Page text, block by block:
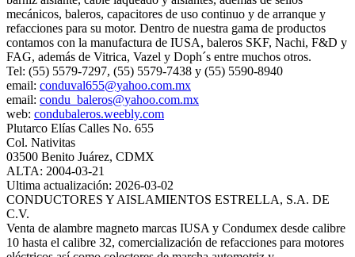
mecánicos, baleros, capacitores de uso continuo y de arranque y
refacciones para su motor. Dentro de nuestra gama de productos
contamos con la manufactura de IUSA, baleros SKF, Nachi, F&D y
FAG, además de Vitrica, Vazel y Doph´s entre muchos otros.
Tel: (55) 5579-7297, (55) 5579-7438 y (55) 5590-8940
email: conduval655@yahoo.com.mx
email: condu_baleros@yahoo.com.mx
web: condubaleros.weebly.com
Plutarco Elías Calles No. 655
Col. Nativitas
03500 Benito Juárez, CDMX
ALTA: 2004-03-21
Ultima actualización: 2026-03-02
CONDUCTORES Y AISLAMIENTOS ESTRELLA, S.A. DE
C.V.
Venta de alambre magneto marcas IUSA y Condumex desde calibre
10 hasta el calibre 32, comercialización de refacciones para motores